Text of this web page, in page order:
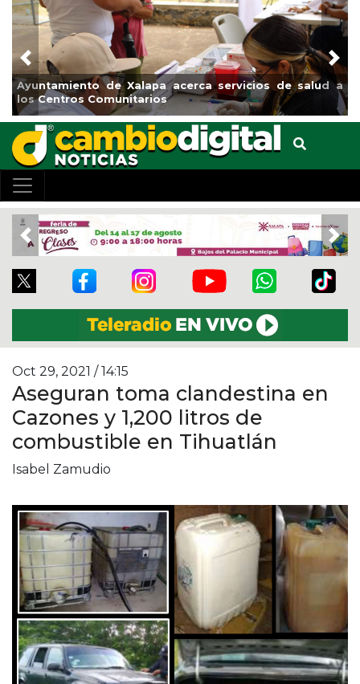
de Xalapa acerca servicios de salud a
Comunitarios
Municipio
el
Previous
Previous
Oct 29, 2021 / 14:15
Aseguran toma clandestina en
Cazones y 1,200 litros de
combustible en Tihuatlán
Isabel Zamudio